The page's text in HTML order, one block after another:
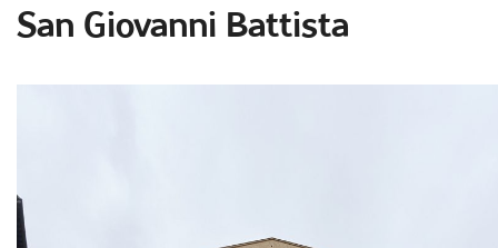
San Giovanni Battista